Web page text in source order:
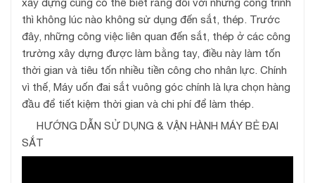
xây dựng cũng có thể biết rằng đối với những công trình
thì không lúc nào không sử dụng đến sắt, thép. Trước
đây, những công việc liên quan đến sắt, thép ở các công
trường xây dựng được làm bằng tay, điều này làm tốn
thời gian và tiêu tốn nhiều tiền công cho nhân lực. Chính
vì thế, Máy uốn đai sắt vuông góc chính là lựa chọn hàng
đầu để tiết kiệm thời gian và chi phí để làm thép.
HƯỚNG DẪN SỬ DỤNG & VẬN HÀNH MÁY BẺ ĐAI
SẮT